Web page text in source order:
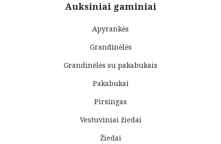
Auksiniai gaminiai
Apyrankės
Grandinėlės
Grandinėlės su pakabukais
Pakabukai
Pirsingas
Vestuviniai žiedai
Žiedai